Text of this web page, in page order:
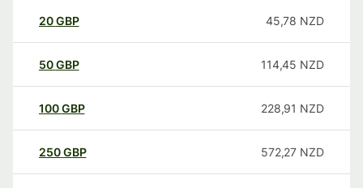
20GBP 45,78 NZD
50GBP 114,45 NZD
100GBP 228,91 NZD
250GBP 572,27 NZD